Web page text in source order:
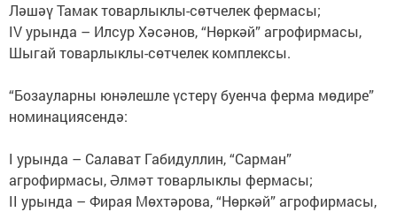
Ләшәү Тамак товарлыклы-сөтчелек фермасы;
IV урында – Илсур Хәсәнов, “Нөркәй” агрофирмасы,
Шыгай товарлыклы-сөтчелек комплексы.
“Бозауларны юнәлешле үстерү буенча ферма мөдире”
номинациясендә:
I урында – Салават Габидуллин, “Сарман”
агрофирмасы, Әлмәт товарлыклы фермасы;
II урында – Фирая Мөхтәрова, “Нөркәй” агрофирмасы,